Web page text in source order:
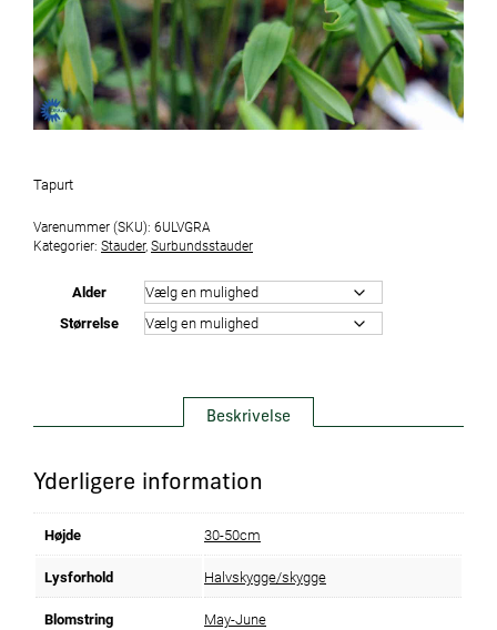
Tapurt
Varenummer (SKU): 6ULVGRA
Kategorier: Stauder, Surbundsstauder
Alder
Størrelse
Beskrivelse
Yderligere information
Højde 30-50cm
Lysforhold Halvskygge/skygge
Blomstring May-June